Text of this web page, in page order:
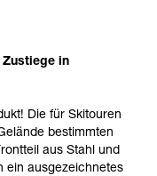
Zustiege in
Die für Skitouren
bestimmten
aus Stahl und
ein ausgezeichnetes